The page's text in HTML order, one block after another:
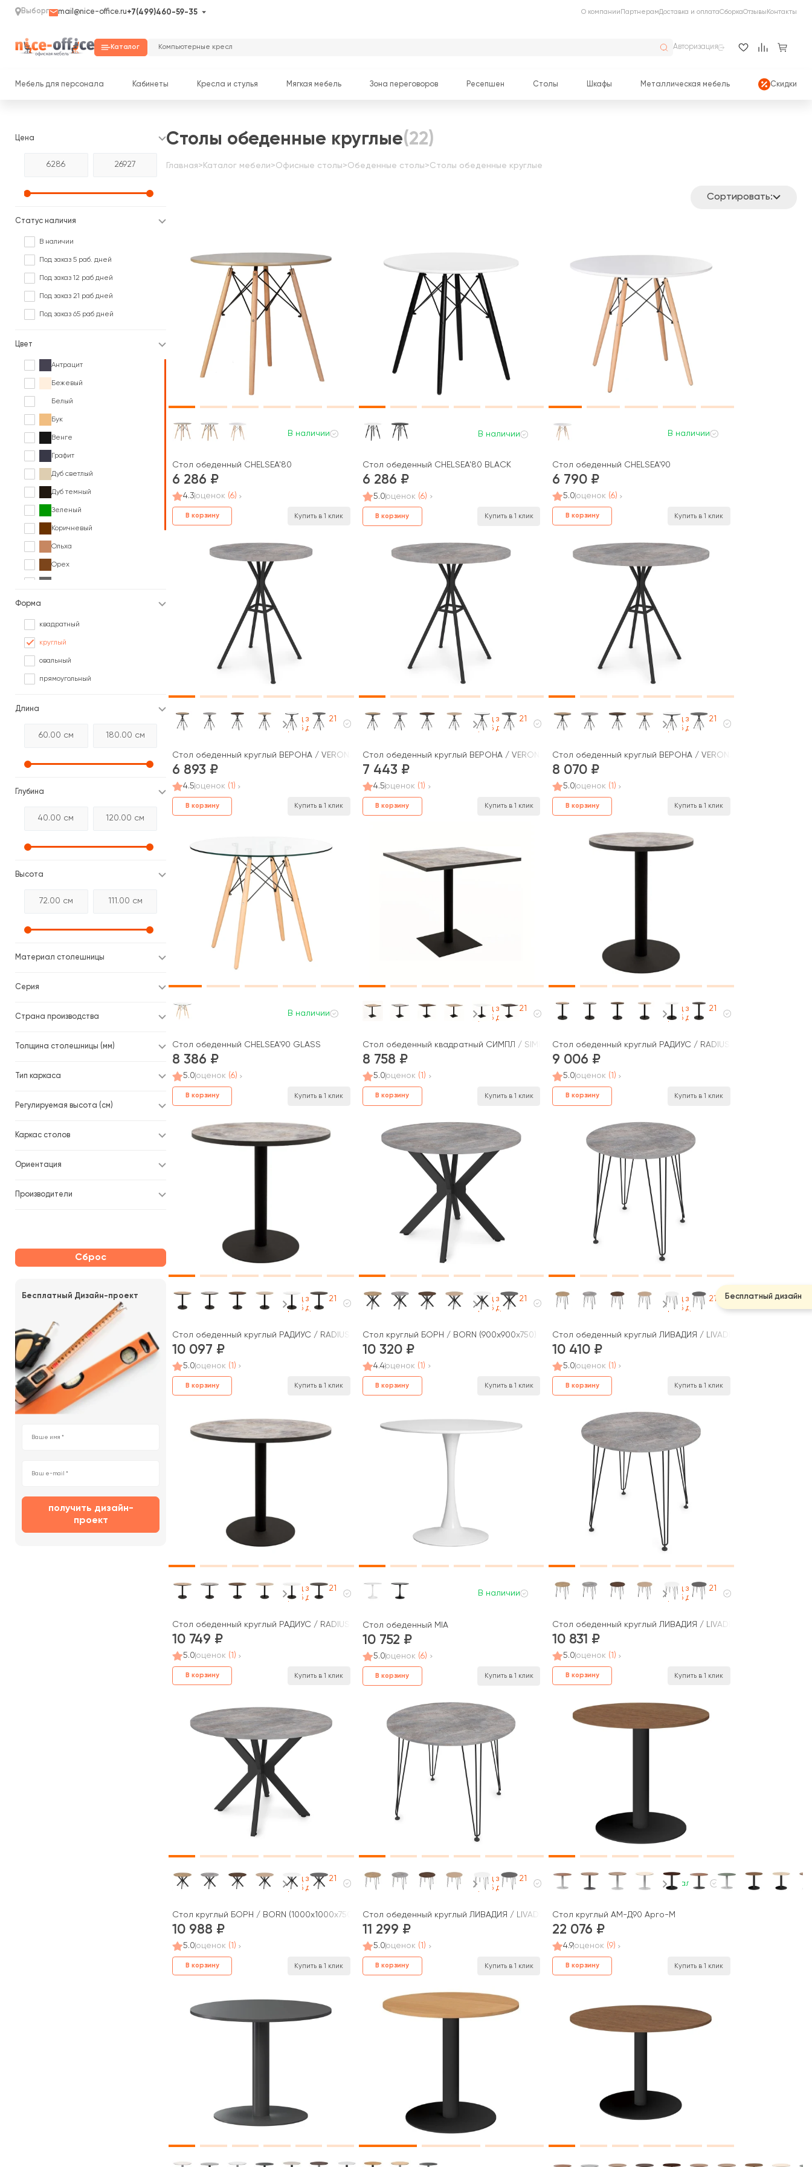
Выборг mail@nice-office.ru+7(499)460-59-35 О компании ПартнерамДоставка и оплатаСборкаОтзывы Контакты
Каталог Авторизация
Мебель для персонала Кабинеты Кресла и стулья Мягкая мебель Зона переговоров Ресепшен Столы Шкафы Металлическая мебель Скидки
Цена
Статус наличия
В наличии
Под заказ 5 раб. дней
Под заказ 12 раб дней
Под заказ 21 раб дней
Под заказ 65 раб дней
Цвет
Антрацит
Бежевый
Белый
Бук
Венге
Графит
Дуб светлый
Дуб темный
Зеленый
Коричневый
Ольха
Орех
Форма
квадратный
круглый
овальный
прямоугольный
Длина
Глубина
Высота
Материал столешницы
Серия
Страна производства
Толщина столешницы (мм)
Тип каркаса
Регулируемая высота (см)
Каркас столов
Ориентация
Производители
Сброс
Бесплатный Дизайн-проект
получить дизайн-
проект
Столы обеденные круглые(22)
Главная> Каталог мебели>Офисные столы>Обеденные столы>Столы обеденные круглые
Сортировать:
В наличии
Стол обеденный CHELSEA'80
6 286
4.3 оценок (6)
В корзину Купить в 1 клик
В наличии
Стол обеденный CHELSEA'80 BLACK
6 286
5.0оценок (6)
В корзину Купить в 1 клик
В наличии
Стол обеденный CHELSEA'90
6 790
5.0 оценок (6)
В корзину Купить в 1 клик
Под заказ 21
раб дней
Стол обеденный круглый ВЕРОНА / VERONA (600x600x740)
6 893
4.5 оценок (1)
В корзину Купить в 1 клик
Под заказ 21
раб дней
Стол обеденный круглый ВЕРОНА / VERONA (700x700x740)
7 443
4.5оценок (1)
В корзину Купить в 1 клик
Под заказ 21
раб дней
Стол обеденный круглый ВЕРОНА / VERONA (800x800x740)
8 070
5.0 оценок (1)
В корзину Купить в 1 клик
В наличии
Стол обеденный CHELSEA'90 GLASS
8 386
5.0 оценок (6)
В корзину Купить в 1 клик
Под заказ 21
раб дней
Стол обеденный квадратный СИМПЛ / SIMPLE (700x700x740)
8 758
5.0оценок (1)
В корзину Купить в 1 клик
Под заказ 21
раб дней
Стол обеденный круглый РАДИУС / RADIUS (600x600x740)
9 006
5.0 оценок (1)
В корзину Купить в 1 клик
Под заказ 21
раб дней
Стол обеденный круглый РАДИУС / RADIUS (800x800x740)
10 097
5.0оценок (1)
В корзину Купить в 1 клик
Под заказ 21
раб дней
Стол круглый БОРН / BORN (900x900x750)
10 320
4.4оценок (1)
В корзину Купить в 1 клик
Под заказ 21
раб дней
Стол обеденный круглый ЛИВАДИЯ / LIVADIA (700x700x731)
10 410
5.0оценок (1)
В корзину Купить в 1 клик
Под заказ 21
раб дней
Стол обеденный круглый РАДИУС / RADIUS (900x900x740)
10 749
5.0 оценок (1)
В корзину Купить в 1 клик
В наличии
Стол обеденный MIA
10 752
5.0оценок (6)
В корзину Купить в 1 клик
Под заказ 21
раб дней
Стол обеденный круглый ЛИВАДИЯ / LIVADIA (800x800x731)
10 831
5.0 оценок (1)
В корзину Купить в 1 клик
Под заказ 21
раб дней
Стол круглый БОРН / BORN (1000x1000x750)
10 988
5.0 оценок (1)
В корзину Купить в 1 клик
Под заказ 21
раб дней
Стол обеденный круглый ЛИВАДИЯ / LIVADIA (900x900x731)
11 299
5.0оценок (1)
В корзину Купить в 1 клик
В наличии
Стол круглый АМ-Д90 Арго-М
22 076
4.9оценок (9)
В корзину Купить в 1 клик
Бесплатный дизайн